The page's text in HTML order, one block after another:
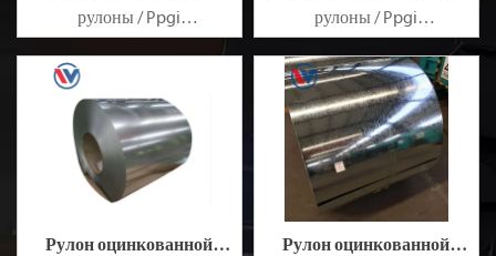
рулоны / Ppgi
окрашенный
оцинкованный стальной
лист SECC SPCC SECD SPCD
SECE SPCE SECC N2 SECC N4
рулоны / Ppgi
окрашенный
оцинкованный стальной
лист SECC SPCC SECD SPCD
SECE SPCE SECC N2 SECC N4
Рулон оцинкованной
Рулон оцинкованной